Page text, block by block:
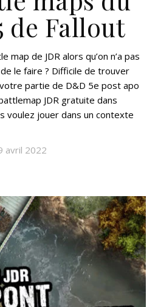
de Fallout
map de JDR alors qu’on n’a pas
le faire ? Difficile de trouver
partie de D&D 5e post apo
JDR gratuite dans
voulez jouer dans un contexte
avril 2022